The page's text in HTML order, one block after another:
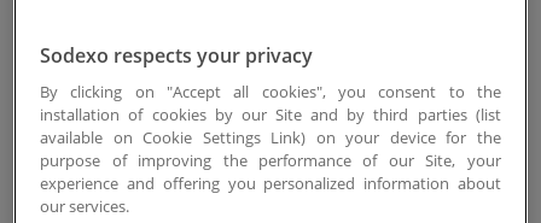
Renforcer les liens
communautaires :
les initiatives
Sodexo respects your privacy
By clicking on "Accept all cookies", you consent to the
installation of cookies by our Site and by third parties (list
available on Cookie Settings Link) on your device for the
purpose of improving the performance of our Site, your
experience and offering you personalized information about
our services.